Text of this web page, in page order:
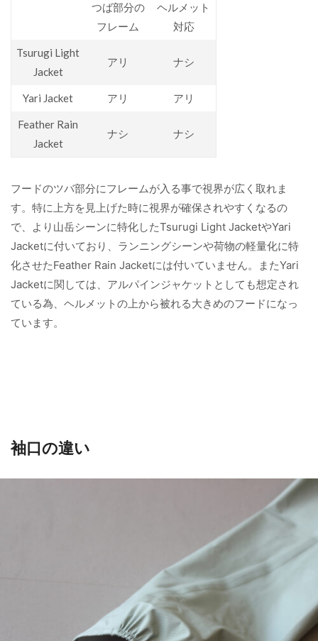
つば部分の
フレーム
ヘルメット
対応
Tsurugi Light
Jacket
アリ ナシ
Yari Jacket アリ アリ
Feather Rain
Jacket
ナシ ナシ
フードのツバ部分にフレームが入る事で視界が広く取れま
す。特に上方を見上げた時に視界が確保されやすくなるの
で、より山岳シーンに特化したTsurugi Light JacketやYari
Jacketに付いており、ランニングシーンや荷物の軽量化に特
化させたFeather Rain Jacketには付いていません。またYari
Jacketに関しては、アルパインジャケットとしても想定され
ている為、ヘルメットの上から被れる大きめのフードになっ
ています。
袖口の違い